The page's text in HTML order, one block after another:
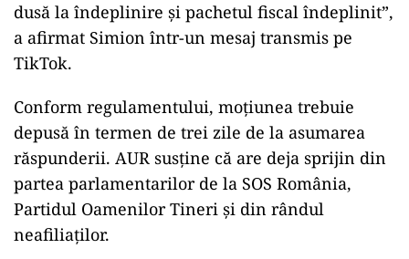
dusă la îndeplinire și pachetul fiscal îndeplinit”,
a afirmat Simion într-un mesaj transmis pe
TikTok.
Conform regulamentului, moțiunea trebuie
depusă în termen de trei zile de la asumarea
răspunderii. AUR susține că are deja sprijin din
partea parlamentarilor de la SOS România,
Partidul Oamenilor Tineri și din rândul
neafiliaților.